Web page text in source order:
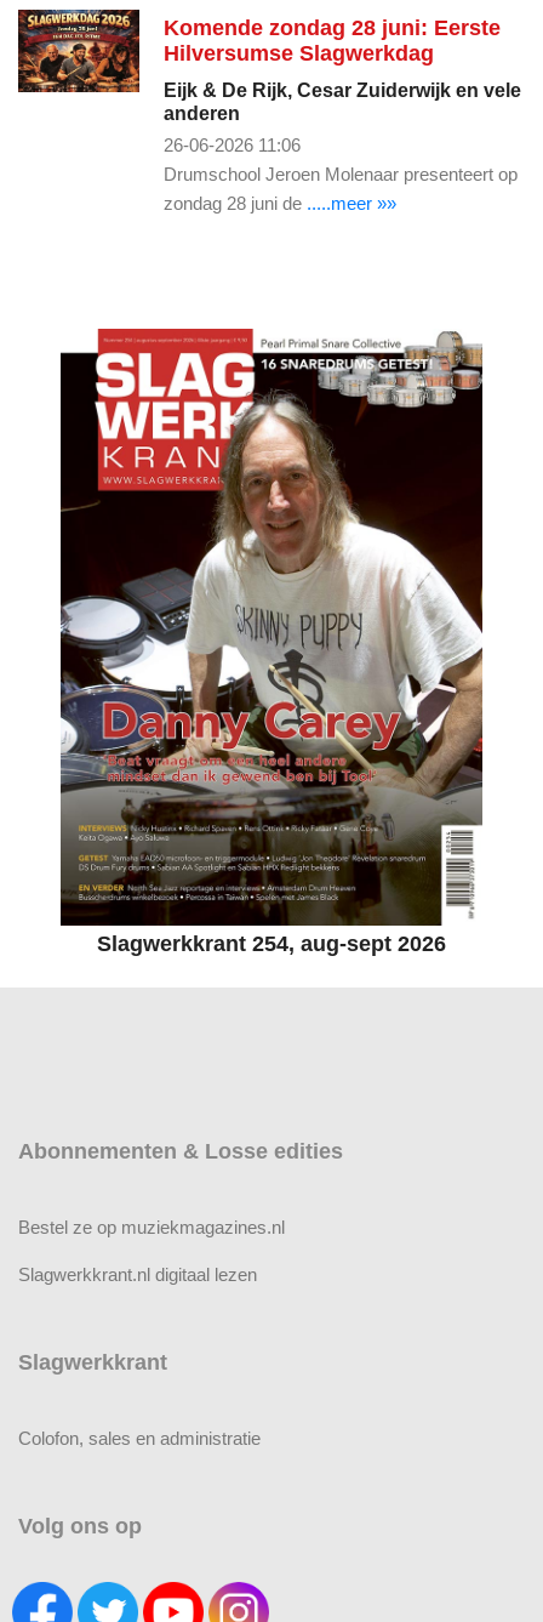
Komende zondag 28 juni: Eerste
Hilversumse Slagwerkdag
Eijk & De Rijk, Cesar Zuiderwijk en vele
anderen
26-06-2026 11:06
Drumschool Jeroen Molenaar presenteert op
zondag 28 juni de .....meer »»
Slagwerkkrant 254, aug-sept 2026
Abonnementen & Losse edities
Bestel ze op muziekmagazines.nl
Slagwerkkrant.nl digitaal lezen
Slagwerkkrant
Colofon, sales en administratie
Volg ons op